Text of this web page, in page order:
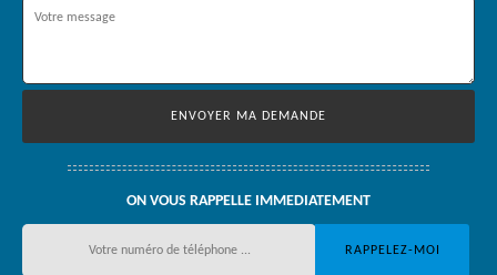
ON VOUS RAPPELLE IMMEDIATEMENT